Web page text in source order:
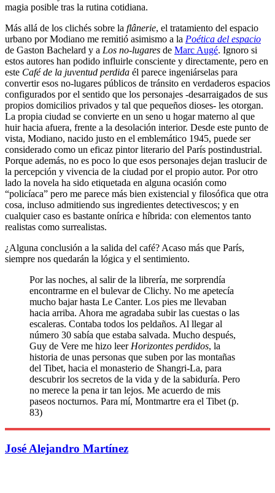
magia posible tras la rutina cotidiana.
Más allá de los clichés sobre la flânerie, el tratamiento del espacio
urbano por Modiano me remitió asimismo a la Poética del espacio
de Gaston Bachelard y a Los no-lugares de Marc Augé. Ignoro si
estos autores han podido influirle consciente y directamente, pero en
este Café de la juventud perdida él parece ingeniárselas para
convertir esos no-lugares públicos de tránsito en verdaderos espacios
configurados por el sentido que los personajes -desarraigados de sus
propios domicilios privados y tal que pequeños dioses- les otorgan.
La propia ciudad se convierte en un seno u hogar materno al que
huir hacia afuera, frente a la desolación interior. Desde este punto de
vista, Modiano, nacido justo en el emblemático 1945, puede ser
considerado como un eficaz pintor literario del París postindustrial.
Porque además, no es poco lo que esos personajes dejan traslucir de
la percepción y vivencia de la ciudad por el propio autor. Por otro
lado la novela ha sido etiquetada en alguna ocasión como
“policíaca” pero me parece más bien existencial y filosófica que otra
cosa, incluso admitiendo sus ingredientes detectivescos; y en
cualquier caso es bastante onírica e híbrida: con elementos tanto
realistas como surrealistas.
¿Alguna conclusión a la salida del café? Acaso más que París,
siempre nos quedarán la lógica y el sentimiento.
Por las noches, al salir de la librería, me sorprendía
encontrarme en el bulevar de Clichy. No me apetecía
mucho bajar hasta Le Canter. Los pies me llevaban
hacia arriba. Ahora me agradaba subir las cuestas o las
escaleras. Contaba todos los peldaños. Al llegar al
número 30 sabía que estaba salvada. Mucho después,
Guy de Vere me hizo leerHorizontes perdidos, la
historia de unas personas que suben por las montañas
del Tibet, hacia el monasterio de Shangri-La, para
descubrir los secretos de la vida y de la sabiduría. Pero
no merece la pena ir tan lejos. Me acuerdo de mis
paseos nocturnos. Para mí, Montmartre era el Tibet (p.
83)
José Alejandro Martínez